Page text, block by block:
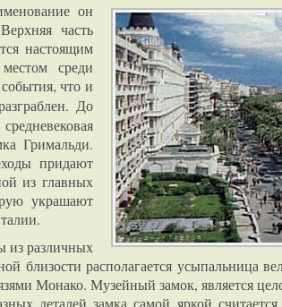
он
часть
настоящим
среди
что и
До
Гримальди.
придают
из главных
украшают
из различных
близости располагается усыпальница
Монако. Музейный замок, является
деталей замка самой яркой